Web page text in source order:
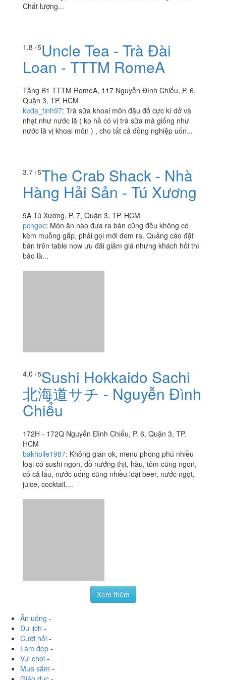
146 Võ Văn Tần, P. 6, Quận 3, TP. HCM
Chất lượng...
Uncle Tea - Trà Đài
Tầng B1 TTTM RomeA, 117 Nguyễn Đình Chiểu, P. 6,
Quận 3, TP. HCM
keda_tinh97
Trà sữa khoai môn đậu đỏ cực kì dở và
nhạt như nước lã ( ko hề có vị trà sữa mà giống như
nước lã vị khoai môn ) , cho tất cả đồng nghiệp uốn...
The Crab Shack - Nhà
4.0/ 5Sushi Hokkaido Sachi
北海道サチ - Nguyễn Đình
Chiểu
172H - 172Q Nguyễn Đình Chiểu, P. 6, Quận 3, TP.
HCM
bakhoile1987:Không gian ok, menu phong phú nhiều
loại có sushi ngon, đồ nướng thịt, hàu, tôm cũng ngon,
có cả lẩu, nước uống cũng nhiều loại beer, nước ngọt,
juice, cocktail,...
Ăn uống
Du lịch-
Cưới hỏi-
Làm đẹp
Vui chơi-